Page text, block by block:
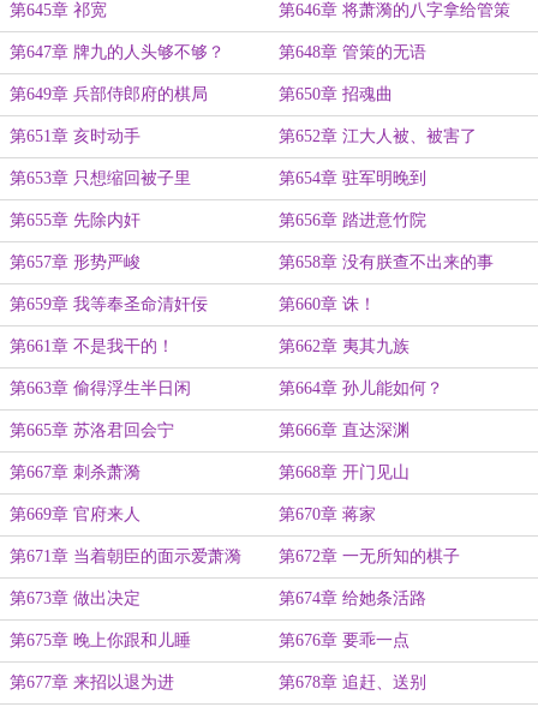
第645章 祁宽 第646章 将萧漪的八字拿给管策
第647章 牌九的人头够不够？ 第648章 管策的无语
第649章 兵部侍郎府的棋局 第650章 招魂曲
第651章 亥时动手 第652章 江大人被、被害了
第653章 只想缩回被子里 第654章 驻军明晚到
第655章 先除内奸 第656章 踏进意竹院
第657章 形势严峻 第658章 没有朕查不出来的事
第659章 我等奉圣命清奸佞 第660章 诛！
第661章 不是我干的！ 第662章 夷其九族
第663章 偷得浮生半日闲 第664章 孙儿能如何？
第665章 苏洛君回会宁 第666章 直达深渊
第667章 刺杀萧漪 第668章 开门见山
第669章 官府来人 第670章 蒋家
第671章 当着朝臣的面示爱萧漪 第672章 一无所知的棋子
第673章 做出决定 第674章 给她条活路
第675章 晚上你跟和儿睡 第676章 要乖一点
第677章 来招以退为进 第678章 追赶、送别